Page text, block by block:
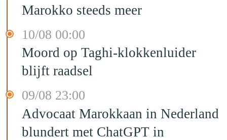
Marokko steeds meer
10/08 00:00
Moord op Taghi-klokkenluider
blijft raadsel
09/08 23:00
Advocaat Marokkaan in Nederland
blundert met ChatGPT in